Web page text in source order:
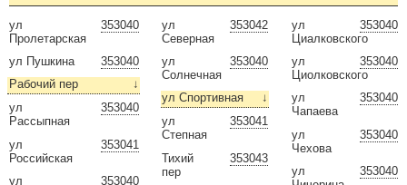
353040
ул
Пролетарская
353040
ул Пушкина
↓
Рабочий пер
353040
ул
Рассыпная
353041
ул
Российская
353040
ул
353042
ул
Северная
353040
ул
Солнечная
↓
ул Спортивная
353041
ул
Степная
353043
Тихий
пер
353040
ул
Циалковского
353040
ул
Циолковского
353040
ул
Чапаева
353040
ул
Чехова
353040
ул